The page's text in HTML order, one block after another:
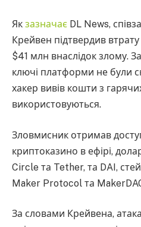
Як зазначає DL News,
Крейвен підтвердив
$41 млн внаслідок злому.
ключі платформи не були
хакер вивів кошти з
використовуються.
Зловмисник отримав
криптоказино в ефірі,
Circle та Tether, та DAI,
Maker Protocol та
За словами Крейвена,